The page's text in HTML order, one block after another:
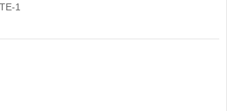
1